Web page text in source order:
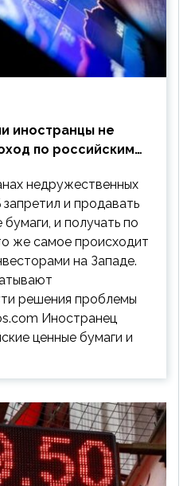
иностранцы не
по российским
недружественных
и продавать
и получать по
же самое происходит
на Западе.
решения проблемы
Иностранец
ценные бумаги и